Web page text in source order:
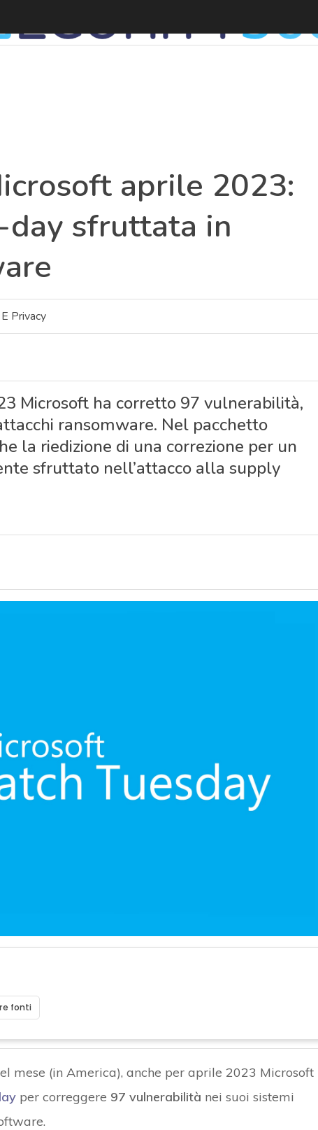
aprile 2023:
day sfruttata in
Privacy
Microsoft ha corretto 97 vulnerabilità,
ransomware. Nel pacchetto
la riedizione di una correzione per un
sfruttato nell’attacco alla supply
fonti
mese (in America), anche per aprile 2023 Microsoft
per correggere 97 vulnerabilità nei suoi sistemi
Advanced Persistent Threat